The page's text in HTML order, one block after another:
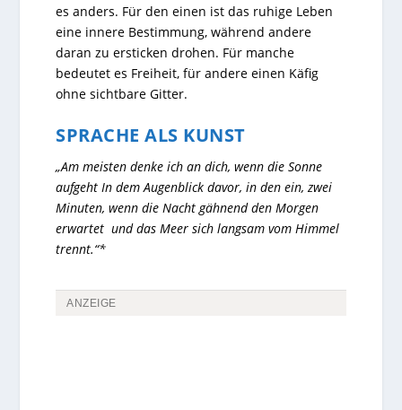
es anders. Für den einen ist das ruhige Leben
eine innere Bestimmung, während andere
daran zu ersticken drohen. Für manche
bedeutet es Freiheit, für andere einen Käfig
ohne sichtbare Gitter.
SPRACHE ALS KUNST
„Am meisten denke ich an dich, wenn die Sonne
aufgeht In dem Augenblick davor, in den ein, zwei
Minuten, wenn die Nacht gähnend den Morgen
erwartet und das Meer sich langsam vom Himmel
trennt.“*
ANZEIGE